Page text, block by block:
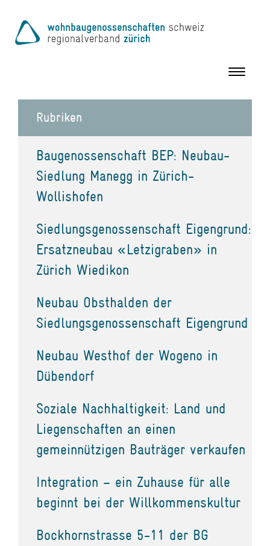
Toggle
Rubriken
Baugenossenschaft BEP: Neubau-
Siedlung Manegg in Zürich-
Wollishofen
Siedlungsgenossenschaft Eigengrund:
Ersatzneubau «Letzigraben» in
Zürich Wiedikon
Neubau Obsthalden der
Siedlungsgenossenschaft Eigengrund
Neubau Westhof der Wogeno in
Dübendorf
Soziale Nachhaltigkeit: Land und
Liegenschaften an einen
gemeinnützigen Bauträger verkaufen
Integration – ein Zuhause für alle
beginnt bei der Willkommenskultur
Bockhornstrasse 5-11 der BG